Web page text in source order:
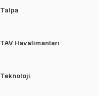
Talpa
TAV Havalimanları
Teknoloji